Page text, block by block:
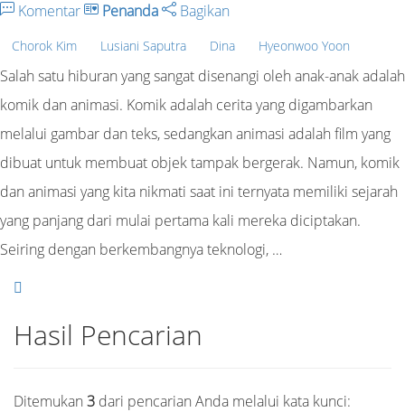
Komentar Penanda Bagikan
Chorok Kim Lusiani Saputra Dina Hyeonwoo Yoon
Salah satu hiburan yang sangat disenangi oleh anak-anak adalah
komik dan animasi. Komik adalah cerita yang digambarkan
melalui gambar dan teks, sedangkan animasi adalah film yang
dibuat untuk membuat objek tampak bergerak. Namun, komik
dan animasi yang kita nikmati saat ini ternyata memiliki sejarah
yang panjang dari mulai pertama kali mereka diciptakan.
Seiring dengan berkembangnya teknologi, …
Hasil Pencarian
Ditemukan 3 dari pencarian Anda melalui kata kunci: